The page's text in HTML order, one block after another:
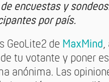
encuestas y
por país.
GeoLite2 de MaxMind,
tu votante y poner
anónima. Las